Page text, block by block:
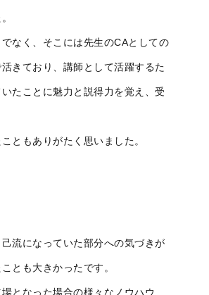
なく、そこには先生のCAとしての
きており、講師として活躍するた
たことに魅力と説得力を覚え、受
ともありがたく思いました。
流になっていた部分への気づきが
とも大きかったです。
となった場合の様々なノウハウ